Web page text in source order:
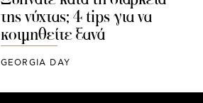
της νύχτας; 4 tips για να
κοιμηθείτε ξανά
GEORGIA DAY